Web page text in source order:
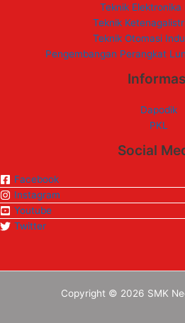
Teknik Elektronika
Teknik
Teknik Otomasi
Pengembangan Perangkat
Dapodik
PKL
Social
Facebook
Instagram
Youtube
Twitter
Copyright © 2026 SMK